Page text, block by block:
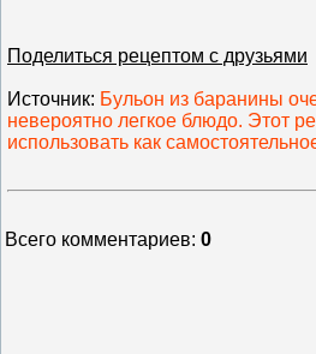
Поделиться рецептом с друзьями
Источник: Бульон из баранины
невероятно легкое блюдо. Этот
использовать как
Всего комментариев: 0